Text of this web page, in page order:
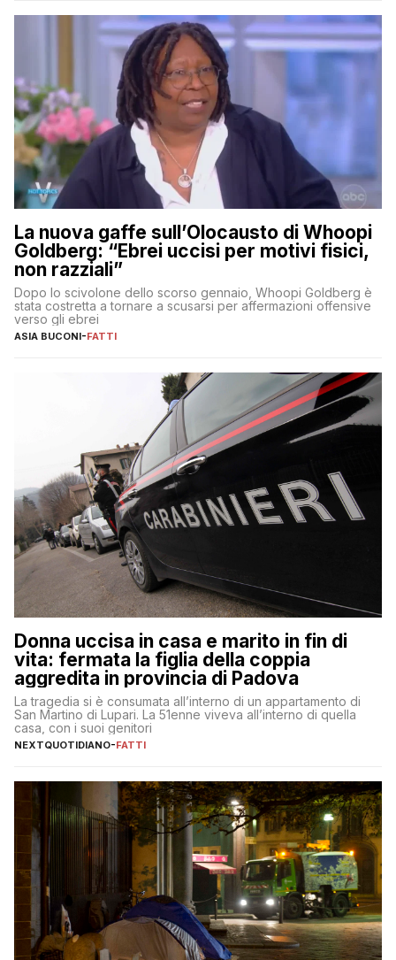
La nuova gaffe sull’Olocausto di Whoopi
Goldberg: “Ebrei uccisi per motivi fisici,
non razziali”
Dopo lo scivolone dello scorso gennaio, Whoopi Goldberg è
stata costretta a tornare a scusarsi per affermazioni offensive
verso gli ebrei
ASIA BUCONI-FATTI
Donna uccisa in casa e marito in fin di
vita: fermata la figlia della coppia
aggredita in provincia di Padova
La tragedia si è consumata all’interno di un appartamento di
San Martino di Lupari. La 51enne viveva all’interno di quella
casa, con i suoi genitori
NEXTQUOTIDIANO-FATTI